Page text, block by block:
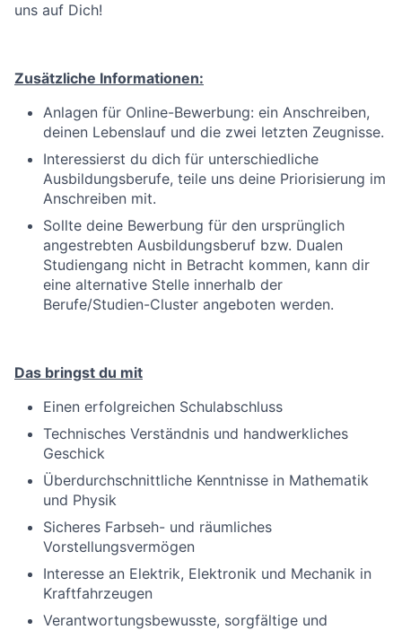
uns auf Dich!
Zusätzliche Informationen:
Anlagen für Online-Bewerbung: ein Anschreiben,
deinen Lebenslauf und die zwei letzten Zeugnisse.
Interessierst du dich für unterschiedliche
Ausbildungsberufe, teile uns deine Priorisierung im
Anschreiben mit.
Sollte deine Bewerbung für den ursprünglich
angestrebten Ausbildungsberuf bzw. Dualen
Studiengang nicht in Betracht kommen, kann dir
eine alternative Stelle innerhalb der
Berufe/Studien-Cluster angeboten werden.
Das bringst du mit
Einen erfolgreichen Schulabschluss
Technisches Verständnis und handwerkliches
Geschick
Überdurchschnittliche Kenntnisse in Mathematik
und Physik
Sicheres Farbseh- und räumliches
Vorstellungsvermögen
Interesse an Elektrik, Elektronik und Mechanik in
Kraftfahrzeugen
Verantwortungsbewusste, sorgfältige und